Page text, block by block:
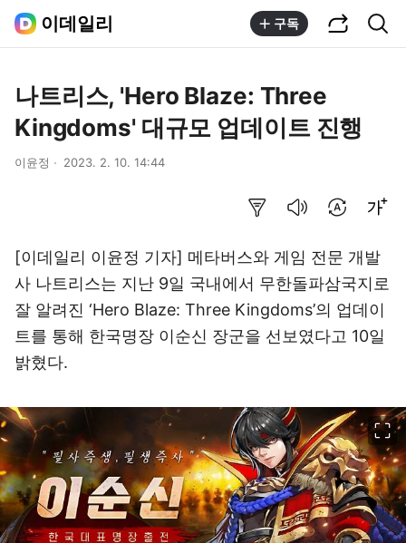
이데일리 구독
나트리스, 'Hero Blaze: Three
Kingdoms' 대규모 업데이트 진행
이윤정 2023. 2. 10. 14:44
[이데일리 이윤정 기자] 메타버스와 게임 전문 개발
사 나트리스는 지난 9일 국내에서 무한돌파삼국지로
잘 알려진 ‘Hero Blaze: Three Kingdoms’의 업데이
트를 통해 한국명장 이순신 장군을 선보였다고 10일
밝혔다.